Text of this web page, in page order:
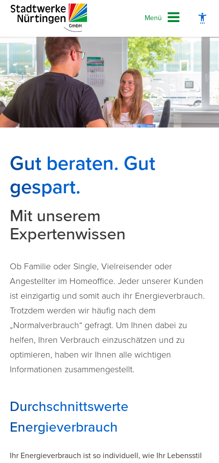
Menü
Gut beraten. Gut
gespart.
Mit unserem
Expertenwissen
Ob Familie oder Single, Vielreisender oder
Angestellter im Homeoffice. Jeder unserer Kunden
ist einzigartig und somit auch ihr Energieverbrauch.
Trotzdem werden wir häufig nach dem
„Normalverbrauch“ gefragt. Um Ihnen dabei zu
helfen, Ihren Verbrauch einzuschätzen und zu
optimieren, haben wir Ihnen alle wichtigen
Informationen zusammengestellt.
Durchschnittswerte
Energieverbrauch
Ihr Energieverbrauch ist so individuell, wie Ihr Lebensstil
Schrift vergrößern
Schrift verkleinern
Wortabstand verkleinern
Graustufen
Großer Mauszeiger
Lesehilfe
Links unterstreichen
Hoher Kontrast